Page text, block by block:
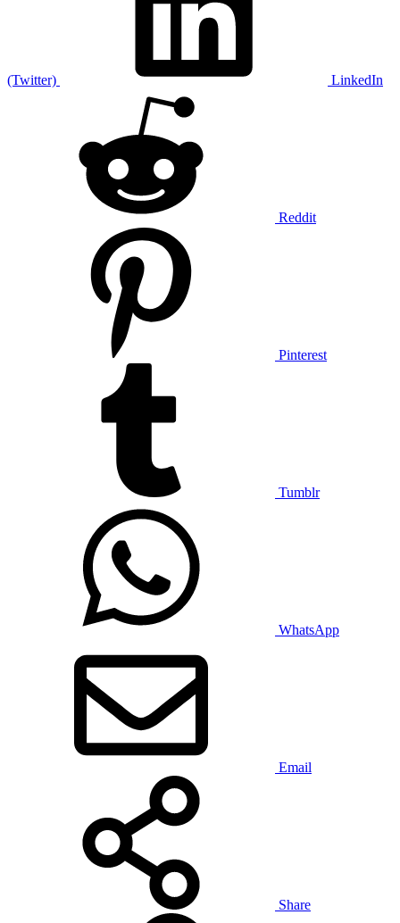
(Twitter) LinkedIn
Reddit
Pinterest
Tumblr
WhatsApp
Email
Share